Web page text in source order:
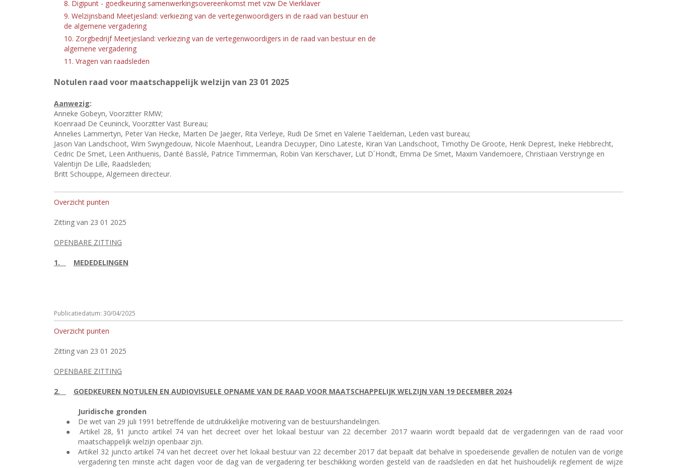
8. Digipunt - goedkeuring samenwerkingsovereenkomst met vzw De Vierklaver
9. Welzijnsband Meetjesland: verkiezing van de vertegenwoordigers in de raad van bestuur en
de algemene vergadering
10. Zorgbedrijf Meetjesland: verkiezing van de vertegenwoordigers in de raad van bestuur en de
algemene vergadering
11. Vragen van raadsleden
Notulen raad voor maatschappelijk welzijn van 23 01 2025
Aanwezig:
Anneke Gobeyn, Voorzitter RMW;
Koenraad De Ceuninck, Voorzitter Vast Bureau;
Annelies Lammertyn, Peter Van Hecke, Marten De Jaeger, Rita Verleye, Rudi De Smet en Valerie Taeldeman, Leden vast bureau;
Jason Van Landschoot, Wim Swyngedouw, Nicole Maenhout, Leandra Decuyper, Dino Lateste, Kiran Van Landschoot, Timothy De Groote, Henk Deprest, Ineke Hebbrecht,
Cedric De Smet, Leen Anthuenis, Danté Basslé, Patrice Timmerman, Robin Van Kerschaver, Lut D´Hondt, Emma De Smet, Maxim Vandemoere, Christiaan Verstrynge en
Valentijn De Lille, Raadsleden;
Britt Schouppe, Algemeen directeur.
Overzicht punten
Zitting van 23 01 2025
OPENBARE ZITTING
1. MEDEDELINGEN
Publicatiedatum: 30/04/2025
Overzicht punten
Zitting van 23 01 2025
OPENBARE ZITTING
2. GOEDKEUREN NOTULEN EN AUDIOVISUELE OPNAME VAN DE RAAD VOOR MAATSCHAPPELIJK WELZIJN VAN 19 DECEMBER 2024
Juridische gronden
●
De wet van 29 juli 1991 betreffende de uitdrukkelijke motivering van de bestuurshandelingen.
●
Artikel 28, §1 juncto artikel 74 van het decreet over het lokaal bestuur van 22 december 2017 waarin wordt bepaald dat de vergaderingen van de raad voor
maatschappelijk welzijn openbaar zijn.
●
Artikel 32 juncto artikel 74 van het decreet over het lokaal bestuur van 22 december 2017 dat bepaalt dat behalve in spoedeisende gevallen de notulen van de vorige
vergadering ten minste acht dagen voor de dag van de vergadering ter beschikking worden gesteld van de raadsleden en dat het huishoudelijk reglement de wijze